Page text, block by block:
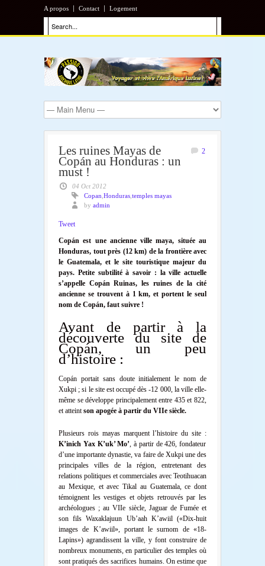
A propos Contact Logement
Les ruines Mayas de
Copán au Honduras : un
must !
2
04 Oct 2012
Copan Honduras temples mayas
by admin
Tweet
Copán est une ancienne ville maya, située au
Honduras, tout près (12 km) de la frontière avec
le Guatemala, et le site touristique majeur du
pays. Petite subtilité à savoir : la ville actuelle
s’appelle Copán Ruinas, les ruines de la cité
ancienne se trouvent à 1 km, et portent le seul
nom de Copán, faut suivre !
Avant de partir à la
découverte du site de
Copán, un peu
d’histoire :
Copán portait sans doute initialement le nom de
Xukpi ; si le site est occupé dès -12 000, la ville elle-
même se développe principalement entre 435 et 822,
et atteint son apogée à partir du VIIe siècle.
Plusieurs rois mayas marquent l’histoire du site :
K’inich Yax K’uk’ Mo’ , à partir de 426, fondateur
d’une importante dynastie, va faire de Xukpi une des
principales villes de la région, entretenant des
relations politiques et commerciales avec Teotihuacan
au Mexique, et avec Tikal au Guatemala, ce dont
témoignent les vestiges et objets retrouvés par les
archéologues ; au VIIe siècle, Jaguar de Fumée et
son fils Waxaklajuun Ub’aah K’awiil («Dix-huit
images de K’awiil», portant le surnom de «18-
Lapins») agrandissent la ville, y font construire de
nombreux monuments, en particulier des temples où
sont pratiqués des sacrifices humains. On estime que